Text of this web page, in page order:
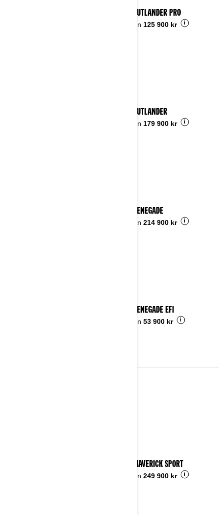
2024 OUTLANDER PRO
Pris från 125 900 kr i
2024 OUTLANDER
Pris från 179 900 kr i
2024 RENEGADE
Pris från 214 900 kr i
2024 RENEGADE EFI
Pris från 53 900 kr i
2023 MAVERICK SPORT
Pris från 249 900 kr i